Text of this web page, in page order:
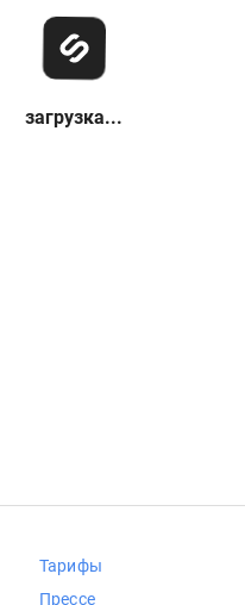
загрузка...
Тарифы
Прессе